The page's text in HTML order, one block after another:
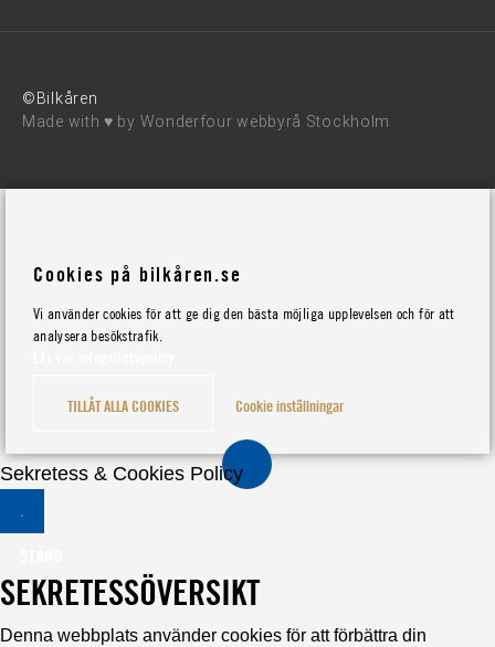
©Bilkåren
Made with ♥ by Wonderfour webbyrå Stockholm
Cookies på bilkåren.se
Vi använder cookies för att ge dig den bästa möjliga upplevelsen och för att
analysera besökstrafik.
TILLÅT ALLA COOKIES Cookie inställningar
Sekretess & Cookies Policy
SEKRETESSÖVERSIKT
Denna webbplats använder cookies för att förbättra din